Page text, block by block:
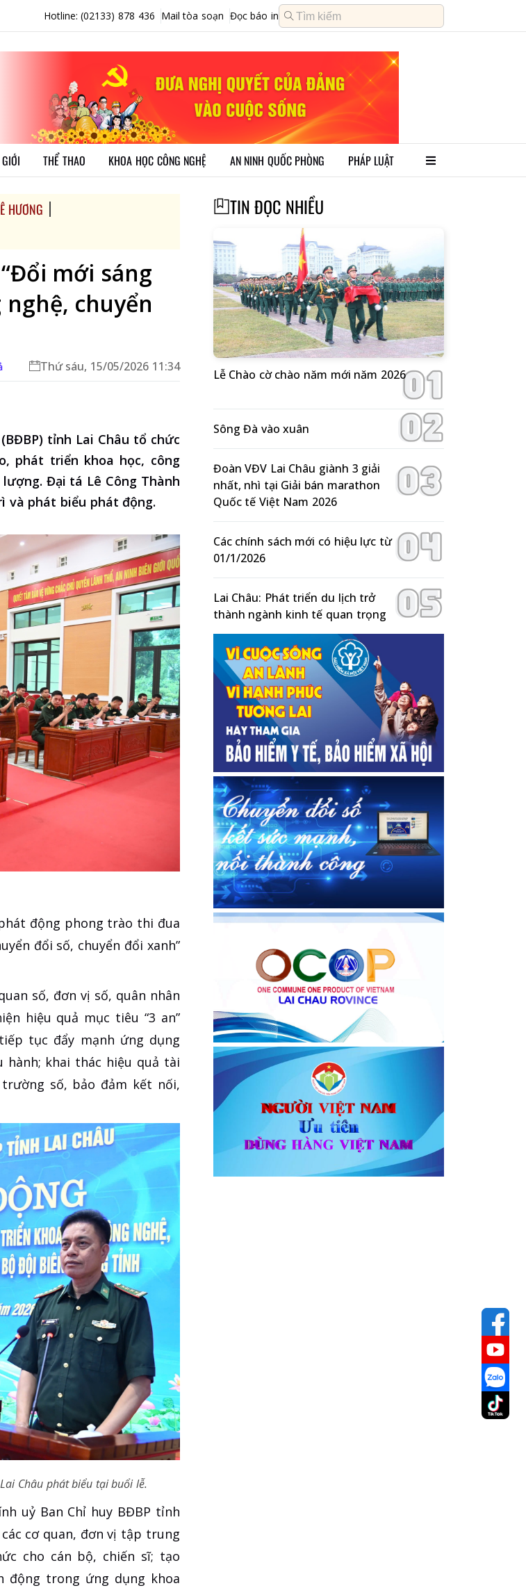
Hotline: (02133) 878 436 Mail tòa soạn Đọc báo in
THỂ THAO KHOA HỌC CÔNG NGHỆ AN NINH QUỐC PHÒNG PHÁP LUẬT
HƯƠNG
mới sáng
chuyển
Thứ sáu, 15/05/2026 11:34
tỉnh Lai Châu tổ chức
phát triển khoa học, công
Đại tá Lê Công Thành
và phát biểu phát động.
động phong trào thi đua
đổi số, chuyển đổi xanh”
số, đơn vị số, quân nhân
hiệu quả mục tiêu “3 an”
tục đẩy mạnh ứng dụng
hành; khai thác hiệu quả tài
số, bảo đảm kết nối,
Châu phát biểu tại buổi lễ.
uỷ Ban Chỉ huy BĐBP tỉnh
cơ quan, đơn vị tập trung
cho cán bộ, chiến sĩ; tạo
động trong ứng dụng khoa
TIN ĐỌC NHIỀU
Lễ Chào cờ chào năm mới năm 2026
Sông Đà vào xuân
Đoàn VĐV Lai Châu giành 3 giải
nhất, nhì tại Giải bán marathon
Quốc tế Việt Nam 2026
Các chính sách mới có hiệu lực từ
01/1/2026
Lai Châu: Phát triển du lịch trở
thành ngành kinh tế quan trọng